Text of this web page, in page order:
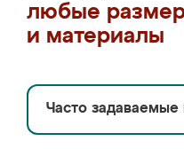
любые
и материалы
Часто задаваемые